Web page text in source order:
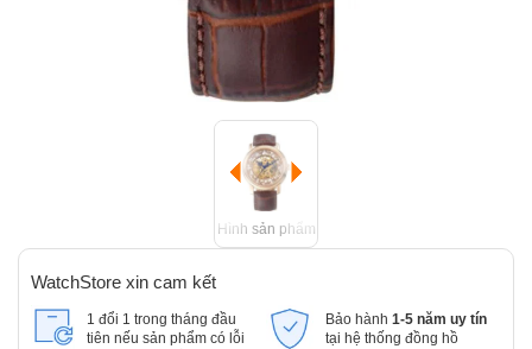
Hình sản phẩm
WatchStore xin cam kết
1 đổi 1 trong tháng đầu
tiên nếu sản phẩm có lỗi
Bảo hành 1-5 năm uy tín
tại hệ thống đồng hồ